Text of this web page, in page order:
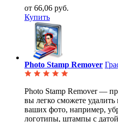
от 66,06 руб.
Купить
Photo Stamp Remover
Photo Stamp Remover —
вы легко сможете
ваших фото, например,
логотипы, штампы с